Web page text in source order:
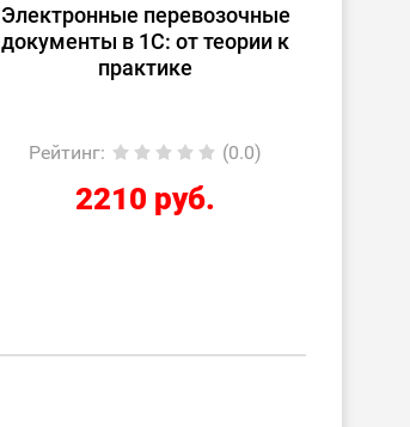
Электронные перевозочные
документы в 1С: от теории к
практике
Рейтинг: (0.0)
2210 руб.